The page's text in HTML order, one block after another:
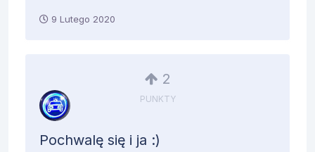
9 Lutego 2020
2
PUNKTY
Pochwalę się i ja :)